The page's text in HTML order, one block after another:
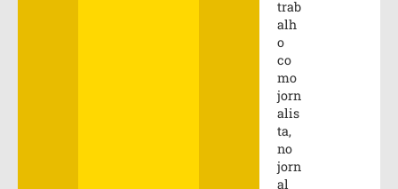
trab
alh
o
co
mo
jorn
alis
ta,
no
jorn
al